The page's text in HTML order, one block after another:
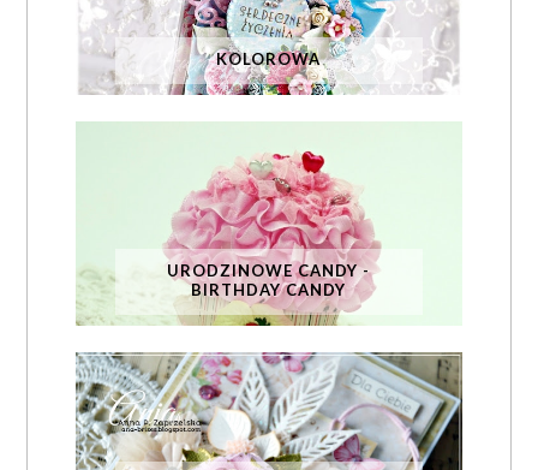
KOLOROWA
URODZINOWE CANDY -
BIRTHDAY CANDY